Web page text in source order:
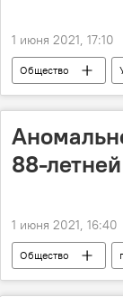
1 июня 2021, 17:10
Общество
реконструкция
88-
1 июня 2021, 16:40
Общество